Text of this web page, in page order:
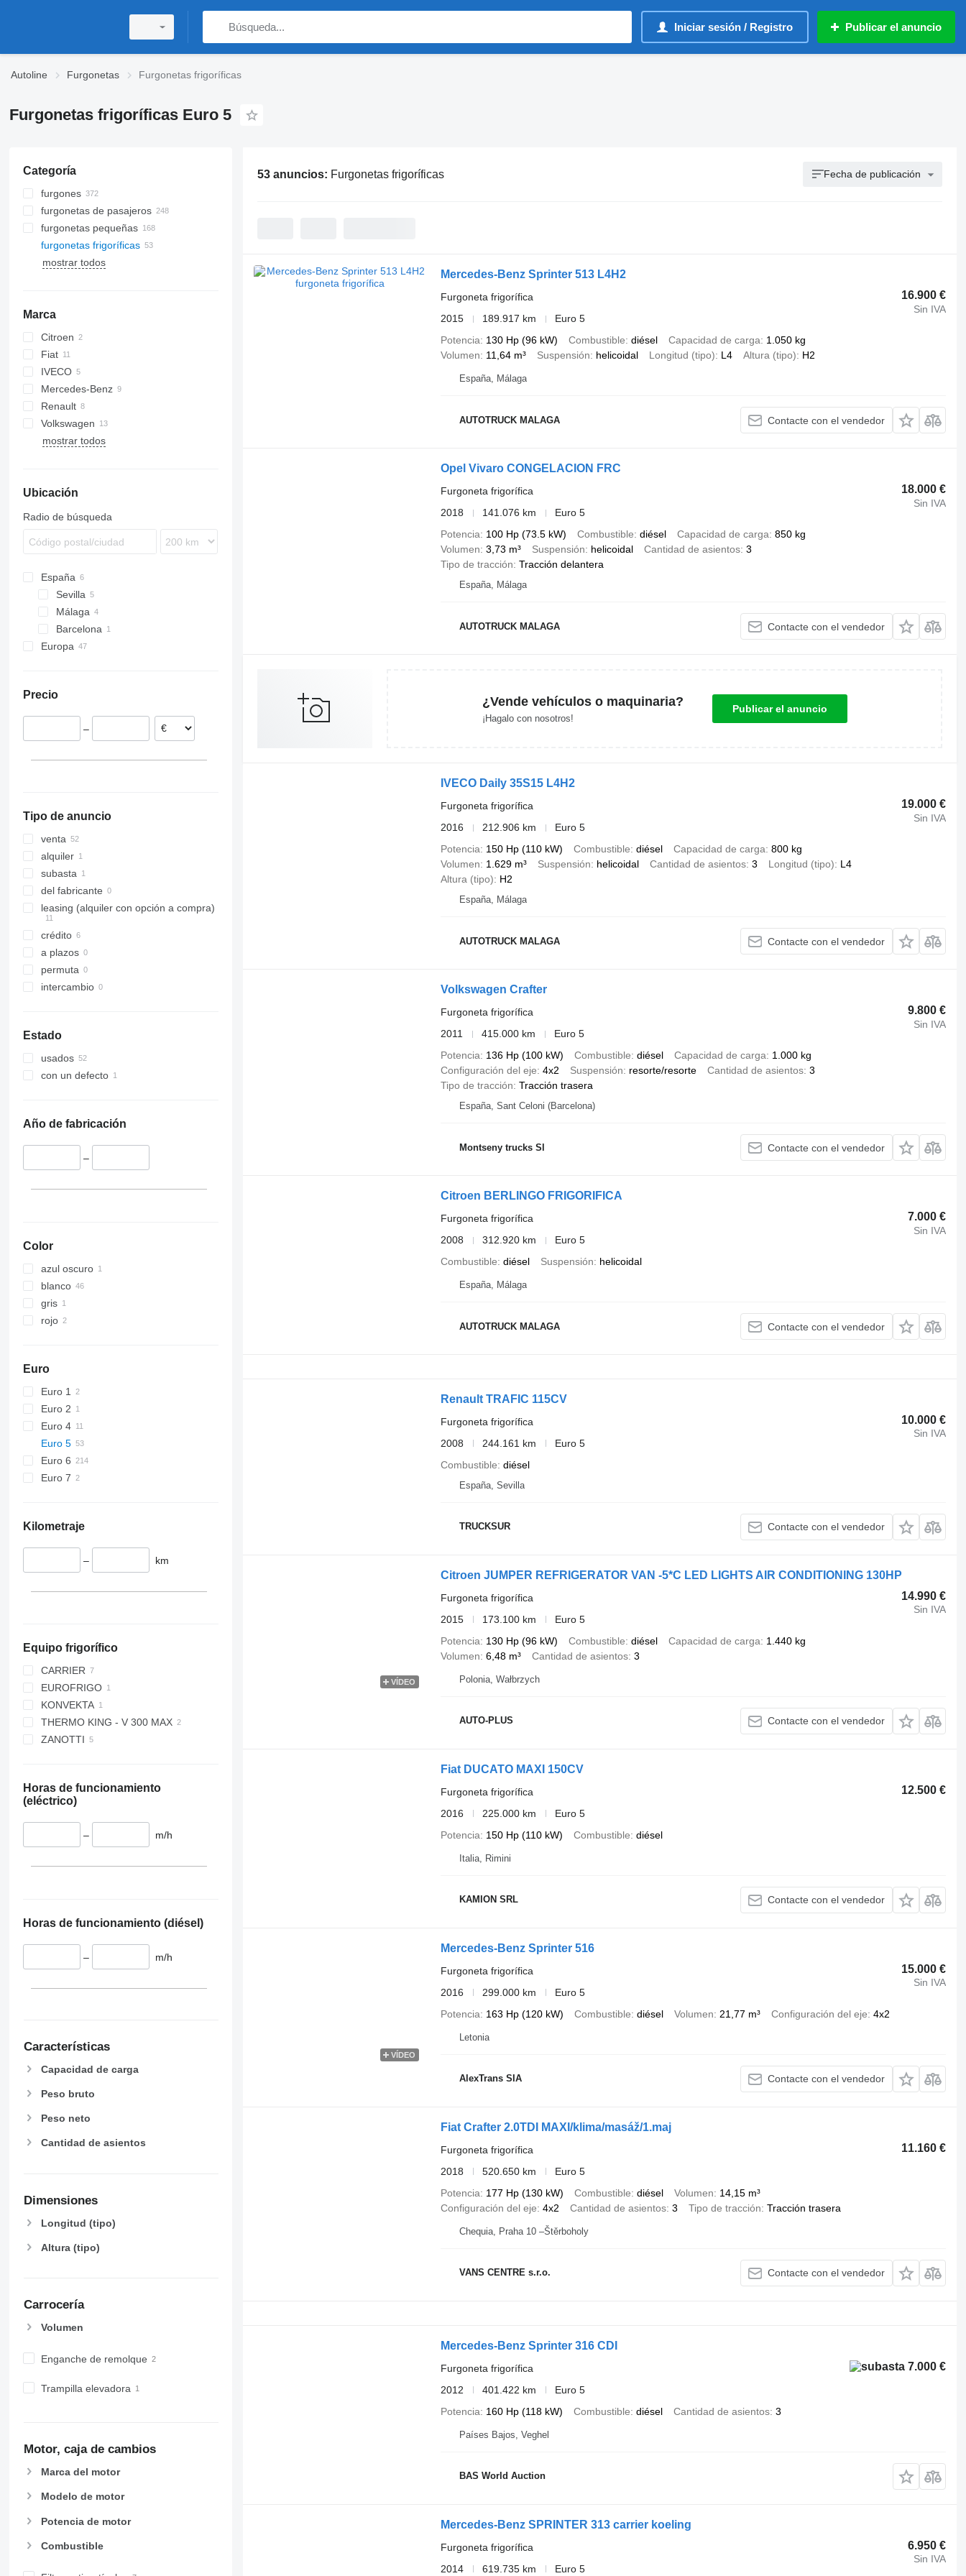
Iniciar sesión / Registro Publicar el anuncio
Autoline Furgonetas Furgonetas frigoríficas
Furgonetas frigoríficas Euro 5
Categoría
furgones
furgonetas de pasajeros
furgonetas pequeñas
furgonetas frigoríficas
mostrar todos
Marca
Citroen
Berlingo
C-series
Jumper
Fiat
Doblo
Ducato
Transit
IVECO
Daily
Mercedes-Benz
Sprinter
Vito
Movano
Vivaro
Boxer
Renault
Kangoo
Master
Volkswagen
Caddy
mostrar todos
Ubicación
Radio de búsqueda
España
Sevilla
Málaga
Barcelona
Europa
Hungría
Rumanía
Precio
–
Tipo de anuncio
venta
alquiler
subasta
del fabricante
leasing (alquiler con opción a compra)
crédito
a plazos
permuta
intercambio
Estado
usados
con un defecto
Año de fabricación
–
Color
azul oscuro
blanco
gris
rojo
Euro
Euro 1
Euro 2
Euro 4
Euro 5
Euro 6
Euro 7
Kilometraje
– km
Equipo frigorífico
CARRIER
NEOS 100
PULSOR 350
VIENTO 350
XARIOS 200
EUROFRIGO
KONVEKTA
THERMO KING - V 300 MAX
ZANOTTI
Horas de funcionamiento
(eléctrico)
– m/h
Horas de funcionamiento (diésel)
– m/h
Características
Capacidad de carga
Peso bruto
Peso neto
Cantidad de asientos
Dimensiones
Longitud (tipo)
Altura (tipo)
Carrocería
Volumen
Enganche de remolque
Trampilla elevadora
Motor, caja de cambios
Marca del motor
Modelo de motor
Potencia de motor
Combustible
53 anuncios: Furgonetas frigoríficas Fecha de publicación
Mercedes-Benz Sprinter 513 L4H2
16.900 €
Sin IVA
Furgoneta frigorífica
2015
189.917 km
Euro 5
Potencia
130 Hp (96 kW) Combustible diésel Capacidad de carga
1.050 kg
Volumen
11,64 m³ Suspensión helicoidal Longitud (tipo) L4 Altura (tipo) H2
España, Málaga
AUTOTRUCK MALAGA Contacte con el vendedor
Opel Vivaro CONGELACION FRC
18.000 €
Sin IVA
Furgoneta frigorífica
2018
141.076 km
Euro 5
Potencia
100 Hp (73.5 kW) Combustible diésel Capacidad de carga 850 kg
Volumen 3,73 m³ Suspensión helicoidal Cantidad de asientos 3
Tipo de tracción Tracción delantera
España, Málaga
AUTOTRUCK MALAGA Contacte con el vendedor
¿Vende vehículos o maquinaria?
¡Hagalo con nosotros!
Publicar el anuncio
IVECO Daily 35S15 L4H2
19.000 €
Sin IVA
Furgoneta frigorífica
2016
212.906 km
Euro 5
Potencia
150 Hp (110 kW) Combustible diésel Capacidad de carga 800 kg
Volumen
1.629 m³ Suspensión helicoidal Cantidad de asientos 3 Longitud (tipo)
L4
Altura (tipo)
H2
España, Málaga
AUTOTRUCK MALAGA Contacte con el vendedor
Volkswagen Crafter
9.800 €
Sin IVA
Furgoneta frigorífica
2011
415.000 km
Euro 5
Potencia
136 Hp (100 kW) Combustible diésel Capacidad de carga
1.000 kg
Configuración del eje 4x2 Suspensión resorte/resorte Cantidad de asientos 3
Tipo de tracción Tracción trasera
España, Sant Celoni (Barcelona)
Montseny trucks Sl Contacte con el vendedor
Citroen BERLINGO FRIGORIFICA
7.000 €
Sin IVA
Furgoneta frigorífica
2008
312.920 km
Euro 5
Combustible diésel Suspensión helicoidal
España, Málaga
AUTOTRUCK MALAGA Contacte con el vendedor
Renault TRAFIC 115CV
10.000 €
Sin IVA
Furgoneta frigorífica
2008
244.161 km
Euro 5
Combustible diésel
España, Sevilla
TRUCKSUR Contacte con el vendedor
VÍDEO
Citroen JUMPER REFRIGERATOR VAN -5*C LED LIGHTS AIR CONDITIONING 130HP
14.990 €
Sin IVA
Furgoneta frigorífica
2015
173.100 km
Euro 5
Potencia
130 Hp (96 kW) Combustible diésel Capacidad de carga
1.440 kg
Volumen 6,48 m³ Cantidad de asientos 3
Polonia, Wałbrzych
AUTO-PLUS Contacte con el vendedor
Fiat DUCATO MAXI 150CV
12.500 €
Furgoneta frigorífica
2016
225.000 km
Euro 5
Potencia
150 Hp (110 kW) Combustible diésel
Italia, Rimini
KAMION SRL Contacte con el vendedor
VÍDEO
Mercedes-Benz Sprinter 516
15.000 €
Sin IVA
Furgoneta frigorífica
2016
299.000 km
Euro 5
Potencia
163 Hp (120 kW) Combustible diésel Volumen 21,77 m³ Configuración del eje 4x2
Letonia
AlexTrans SIA Contacte con el vendedor
Fiat Crafter 2.0TDI MAXI/klima/masáž/1.maj
11.160 €
Furgoneta frigorífica
2018
520.650 km
Euro 5
Potencia
177 Hp (130 kW) Combustible diésel Volumen
14,15 m³
Configuración del eje 4x2 Cantidad de asientos 3 Tipo de tracción Tracción trasera
Chequia, Praha 10 –Štěrboholy
VANS CENTRE s.r.o. Contacte con el vendedor
Mercedes-Benz Sprinter 316 CDI
7.000 €
Furgoneta frigorífica
2012
401.422 km
Euro 5
Potencia
160 Hp (118 kW) Combustible diésel Cantidad de asientos 3
Países Bajos, Veghel
BAS World Auction
Mercedes-Benz SPRINTER 313 carrier koeling
6.950 €
Sin IVA
Furgoneta frigorífica
2014
619.735 km Euro 5